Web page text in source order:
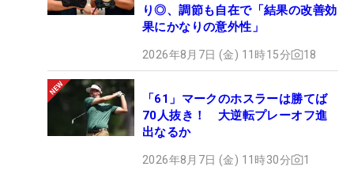
り◎、調節も自在で「結果の改善効
果にかなりの意外性」
2026年8月7日 (金) 11時15分 18
「61」マークのホスラーは勝てば
70人抜き！ 大逆転プレーオフ進
出なるか
2026年8月7日 (金) 11時30分 1